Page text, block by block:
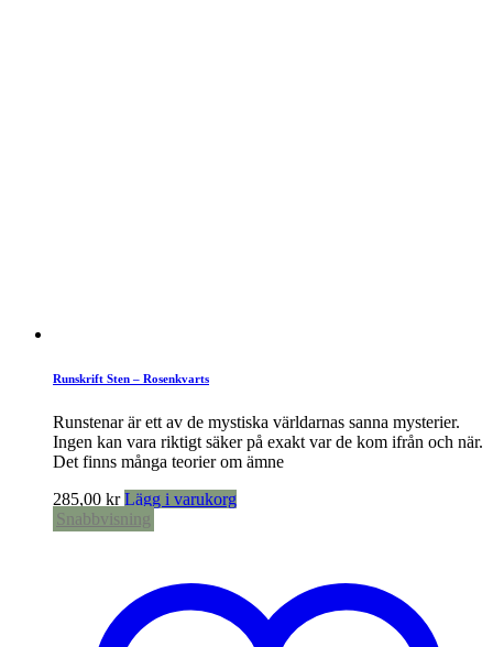
Runskrift Sten – Rosenkvarts
Runstenar är ett av de mystiska världarnas sanna mysterier.
Ingen kan vara riktigt säker på exakt var de kom ifrån och när.
Det finns många teorier om ämne
285,00 kr Lägg i varukorg
Snabbvisning